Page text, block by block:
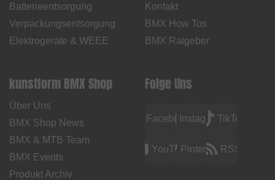
Batterieentsorgung
Verpackungsentsorgung
Elektrogeräte & WEEE
Kontakt
BMX How Tos
BMX Ratgeber
kunstform BMX Shop
Über Uns
BMX Shop News
BMX & MTB Team
BMX Events
Produkt Archiv
Folge Uns
FacebookInstagramTikTok
YouTubePinterest RSS